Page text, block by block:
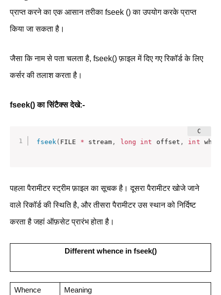
प्राप्त करने का एक आसान तरीका fseek () का उपयोग करके प्राप्त
किया जा सकता है।
जैसा कि नाम से पता चलता है, fseek() फ़ाइल में दिए गए रिकॉर्ड के लिए
कर्सर की तलाश करता है।
fseek() का सिंटैक्स देखे:-
fseek ( FILE * stream , long int offset , int
पहला पैरामीटर स्ट्रीम फ़ाइल का सूचक है। दूसरा पैरामीटर खोजे जाने
वाले रिकॉर्ड की स्थिति है, और तीसरा पैरामीटर उस स्थान को निर्दिष्ट
करता है जहां ऑफ़सेट प्रारंभ होता है।
Different whence in fseek()
Whence Meaning